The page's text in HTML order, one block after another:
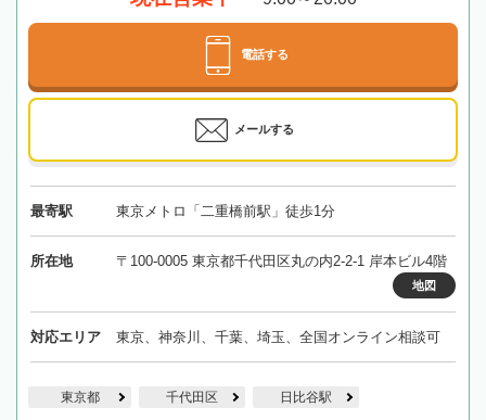
電話する
メールする
最寄駅 東京メトロ「二重橋前駅」徒歩1分
所在地 〒100-0005 東京都千代田区丸の内2-2-1 岸本ビル4階
地図
対応エリア 東京、神奈川、千葉、埼玉、全国オンライン相談可
東京都 千代田区 日比谷駅